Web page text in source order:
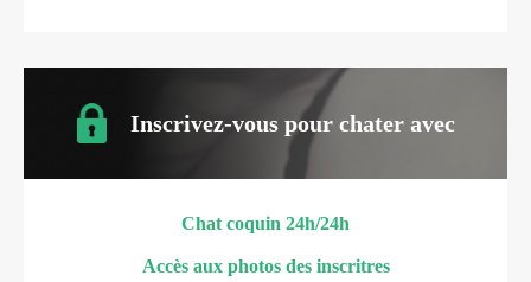
Inscrivez-vous pour chater avec
Chat coquin 24h/24h
Accès aux photos des inscritres